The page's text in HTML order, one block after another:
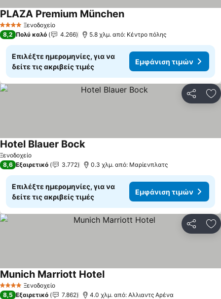
4 ΑστέριαΞενοδοχείο
PLAZA Premium MünchenΕμφάνιση τιμών
8,2 Πολύ καλό 4.266 5.8 χλμ. από: Κέντρο πόλης
Επιλέξτε ημερομηνίες, για να
δείτε τις ακριβείς τιμές
Εμφάνιση τιμών
Ξενοδοχείο
Hotel Blauer BockΕμφάνιση τιμών
8,6 Εξαιρετικό 3.772 0.3 χλμ. από: Μαρίενπλατς
Επιλέξτε ημερομηνίες, για να
δείτε τις ακριβείς τιμές
Εμφάνιση τιμών
4 ΑστέριαΞενοδοχείο
Munich Marriott HotelΕμφάνιση τιμών
8,5 Εξαιρετικό 7.862 4.0 χλμ. από: Αλλιαντς Αρένα